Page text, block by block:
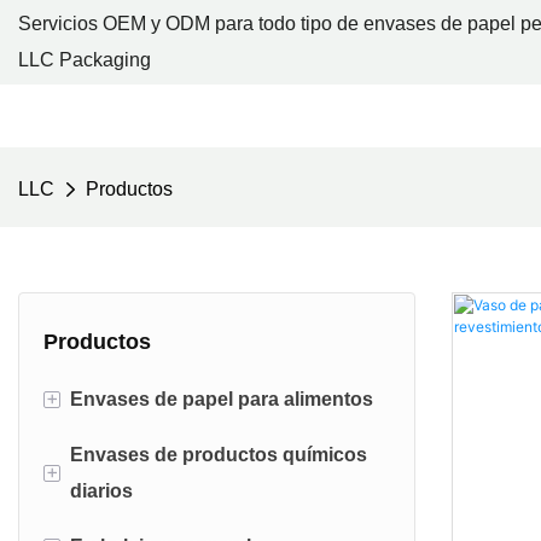
Servicios OEM y ODM para todo tipo de envases de papel
LLC Packaging
LLC Productos
Productos
+ Envases de papel para alimentos
Bolsa de papel para pan
+
Envases de productos químicos
diarios